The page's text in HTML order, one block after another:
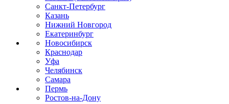
Санкт-Петербург
Казань
Нижний Новгород
Екатеринбург
Новосибирск
Краснодар
Уфа
Челябинск
Самара
Пермь
Ростов-на-Дону